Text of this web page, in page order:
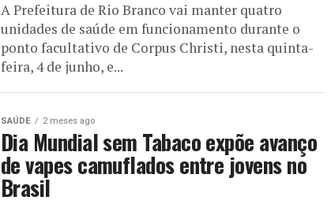
A Prefeitura de Rio Branco vai manter quatro
unidades de saúde em funcionamento durante o
ponto facultativo de Corpus Christi, nesta quinta-
feira, 4 de junho, e...
SAÚDE 2 meses ago
Dia Mundial sem Tabaco expõe avanço
de vapes camuflados entre jovens no
Brasil